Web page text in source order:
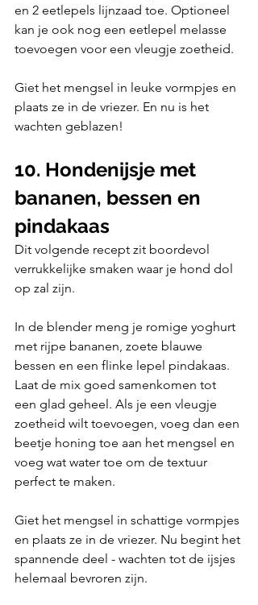
en 2 eetlepels lijnzaad toe. Optioneel
kan je ook nog een eetlepel melasse
toevoegen voor een vleugje zoetheid.
Giet het mengsel in leuke vormpjes en
plaats ze in de vriezer. En nu is het
wachten geblazen!
10. Hondenijsje met
bananen, bessen en
pindakaas
Dit volgende recept zit boordevol
verrukkelijke smaken waar je hond dol
op zal zijn.
In de blender meng je romige yoghurt
met rijpe bananen, zoete blauwe
bessen en een flinke lepel pindakaas.
Laat de mix goed samenkomen tot
een glad geheel. Als je een vleugje
zoetheid wilt toevoegen, voeg dan een
beetje honing toe aan het mengsel en
voeg wat water toe om de textuur
perfect te maken.
Giet het mengsel in schattige vormpjes
en plaats ze in de vriezer. Nu begint het
spannende deel - wachten tot de ijsjes
helemaal bevroren zijn.